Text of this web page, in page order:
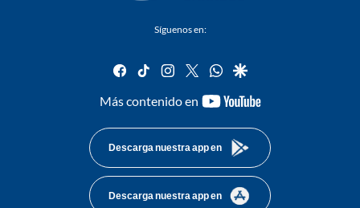
Síguenos en:
facebook
tiktok instagram
twitterwhatsapp
google
Más contenido en
youtube-
Descarga nuestra app en
Descarga nuestra app en